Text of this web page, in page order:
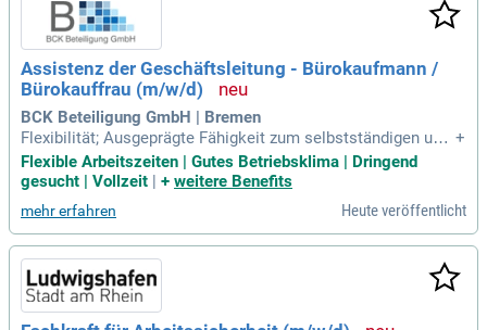
Assistenz der Geschäftsleitung - Bürokaufmann /
Bürokauffrau (m/w/d)
BCK Beteiligung GmbH | Bremen
Flexibilität; Ausgeprägte Fähigkeit zum selbstständigen und
proaktiven Arbeiten; Freude am Umgang mit Menschen und
ein stets freundliches Auftreten; Organisationstalent und die
Fähigkeit, auch in hektischen Situationen den Überblick zu b
ehalten; Führerschein Klasse
+
Flexible Arbeitszeiten | Gutes Betriebsklima | Dringend
gesucht | Vollzeit | + weitere Benefits
mehr erfahren Heute veröffentlicht